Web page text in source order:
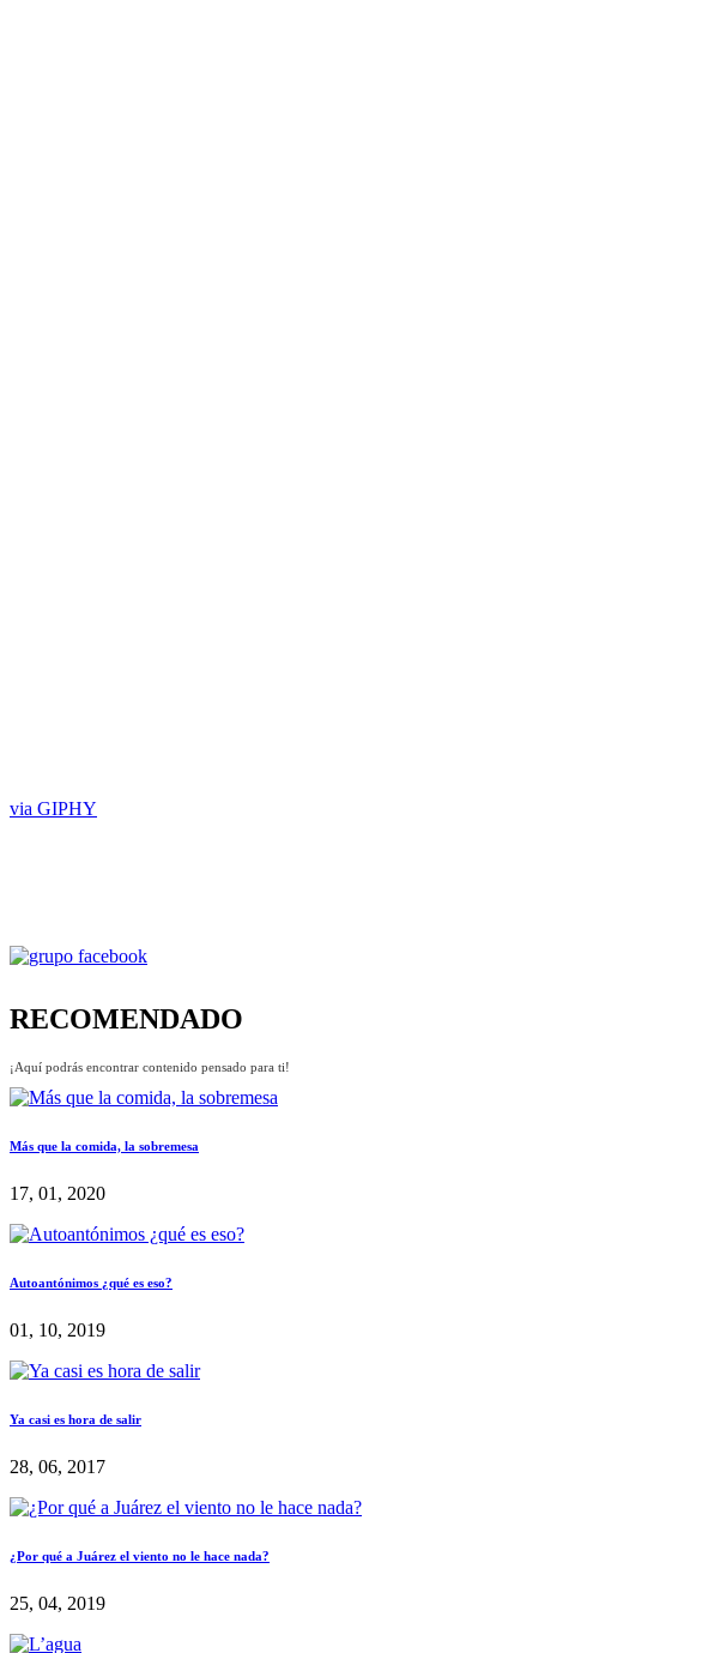
via GIPHY
RECOMENDADO
¡Aquí podrás encontrar contenido pensado para ti!
Más que la comida, la sobremesa
17, 01, 2020
Autoantónimos ¿qué es eso?
01, 10, 2019
Ya casi es hora de salir
28, 06, 2017
¿Por qué a Juárez el viento no le hace nada?
25, 04, 2019